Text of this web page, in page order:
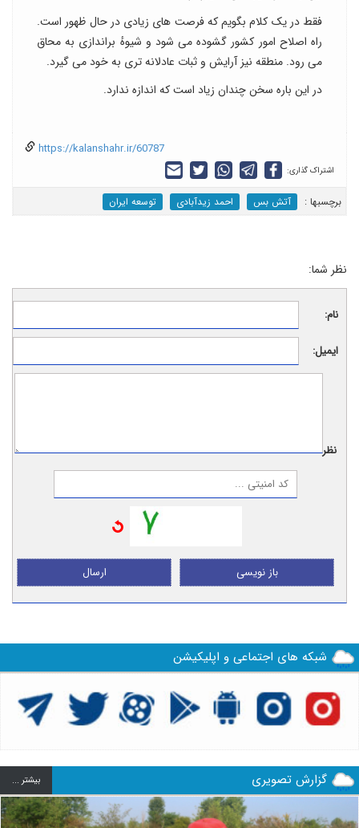
فقط در یک کلام بگویم که فرصت های زیادی در حال ظهور است.
راه اصلاح امور کشور گشوده می شود و شیوهٔ براندازی به محاق
می رود. منطقه نیز آرایش و ثبات عادلانه تری به خود می گیرد.
در این باره سخن چندان زیاد است که اندازه ندارد.
https://kalanshahr.ir/60787
اشتراک گذاری:
برچسب‎ها : آتش بس احمد زیدآبادی توسعه ایران
نظر شما:
نام:
ایمیل:
نظر:
ارسال باز نویسی
شبکه های اجتماعی و اپلیکیشن
گزارش تصویری بيشتر ...